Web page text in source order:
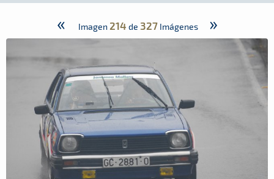
« Imagen 214 de 327Imágenes »